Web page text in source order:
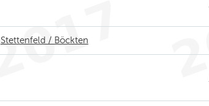
Stettenfeld / Böckten